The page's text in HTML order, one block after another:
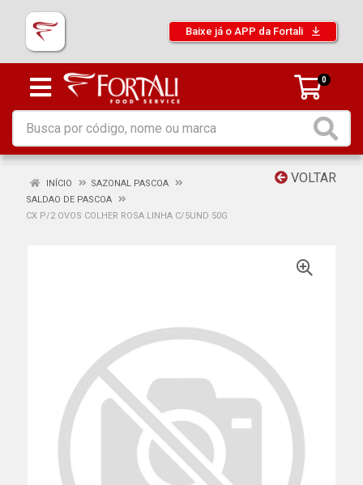
Baixe já o APP da Fortali
0
VOLTAR
INÍCIO
SAZONAL PASCOA
SALDAO DE PASCOA
CX P/2 OVOS COLHER ROSA LINHA C/5UND 50G